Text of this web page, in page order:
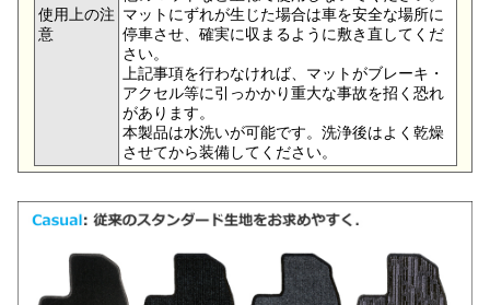
使用上の注
意
マットにずれが生じた場合は車を安全な場所に
停車させ、確実に収まるように敷き直してくだ
さい。
上記事項を行わなければ、マットがブレーキ・
アクセル等に引っかかり重大な事故を招く恐れ
があります。
本製品は水洗いが可能です。洗浄後はよく乾燥
させてから装備してください。